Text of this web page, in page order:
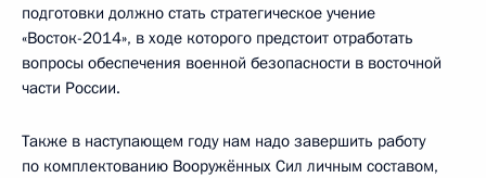
подготовки должно стать стратегическое учение
«Восток-2014», в ходе которого предстоит отработать
вопросы обеспечения военной безопасности в восточной
части России.
Также в наступающем году нам надо завершить работу
по комплектованию Вооружённых Сил личным составом,